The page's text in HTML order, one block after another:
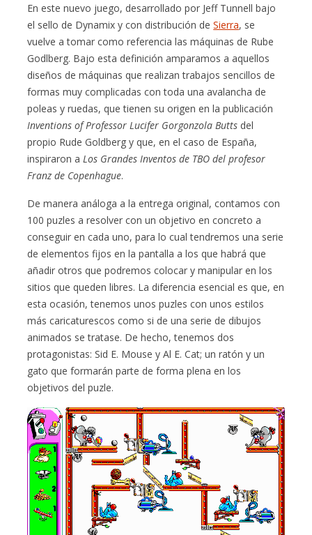
En este nuevo juego, desarrollado por Jeff Tunnell bajo
el sello de Dynamix y con distribución deSierra, se
vuelve a tomar como referencia las máquinas de Rube
Godlberg. Bajo esta definición amparamos a aquellos
diseños de máquinas que realizan trabajos sencillos de
formas muy complicadas con toda una avalancha de
poleas y ruedas, que tienen su origen en la publicación
Inventions of Professor Lucifer Gorgonzola Butts del
propio Rude Goldberg y que, en el caso de España,
inspiraron a Los Grandes Inventos de TBO del profesor
Franz de Copenhague.
De manera análoga a la entrega original, contamos con
100 puzles a resolver con un objetivo en concreto a
conseguir en cada uno, para lo cual tendremos una serie
de elementos fijos en la pantalla a los que habrá que
añadir otros que podremos colocar y manipular en los
sitios que queden libres. La diferencia esencial es que, en
esta ocasión, tenemos unos puzles con unos estilos
más caricaturescos como si de una serie de dibujos
animados se tratase. De hecho, tenemos dos
protagonistas: Sid E. Mouse y Al E. Cat; un ratón y un
gato que formarán parte de forma plena en los
objetivos del puzle.